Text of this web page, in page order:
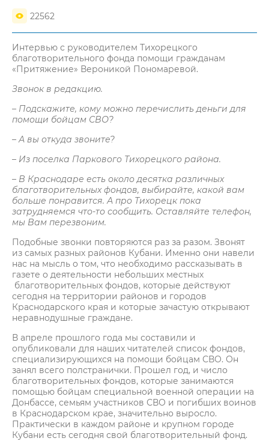
22562
Интервью с руководителем Тихорецкого
благотворительного фонда помощи гражданам
«Притяжение» Вероникой Пономаревой.
Звонок в редакцию.
– Подскажите, кому можно перечислить деньги для
помощи бойцам СВО?
– А вы откуда звоните?
– Из поселка Паркового Тихорецкого района.
– В Краснодаре есть около десятка различных
благотворительных фондов, выбирайте, какой вам
больше понравится. А про Тихорецк пока
затрудняемся что-то сообщить. Оставляйте телефон,
мы Вам перезвоним.
Подобные звонки повторяются раз за разом. Звонят
из самых разных районов Кубани. Именно они навели
нас на мысль о том, что необходимо рассказывать в
газете о деятельности небольших местных
благотворительных фондов, которые действуют
сегодня на территории районов и городов
Краснодарского края и которые зачастую открывают
неравнодушные граждане.
В апреле прошлого года мы составили и
опубликовали для наших читателей список фондов,
специализирующихся на помощи бойцам СВО. Он
занял всего полстранички. Прошел год, и число
благотворительных фондов, которые занимаются
помощью бойцам специальной военной операции на
Донбассе, семьям участников СВО и погибших воинов
в Краснодарском крае, значительно выросло.
Практически в каждом районе и крупном городе
Кубани есть сегодня свой благотворительный фонд.